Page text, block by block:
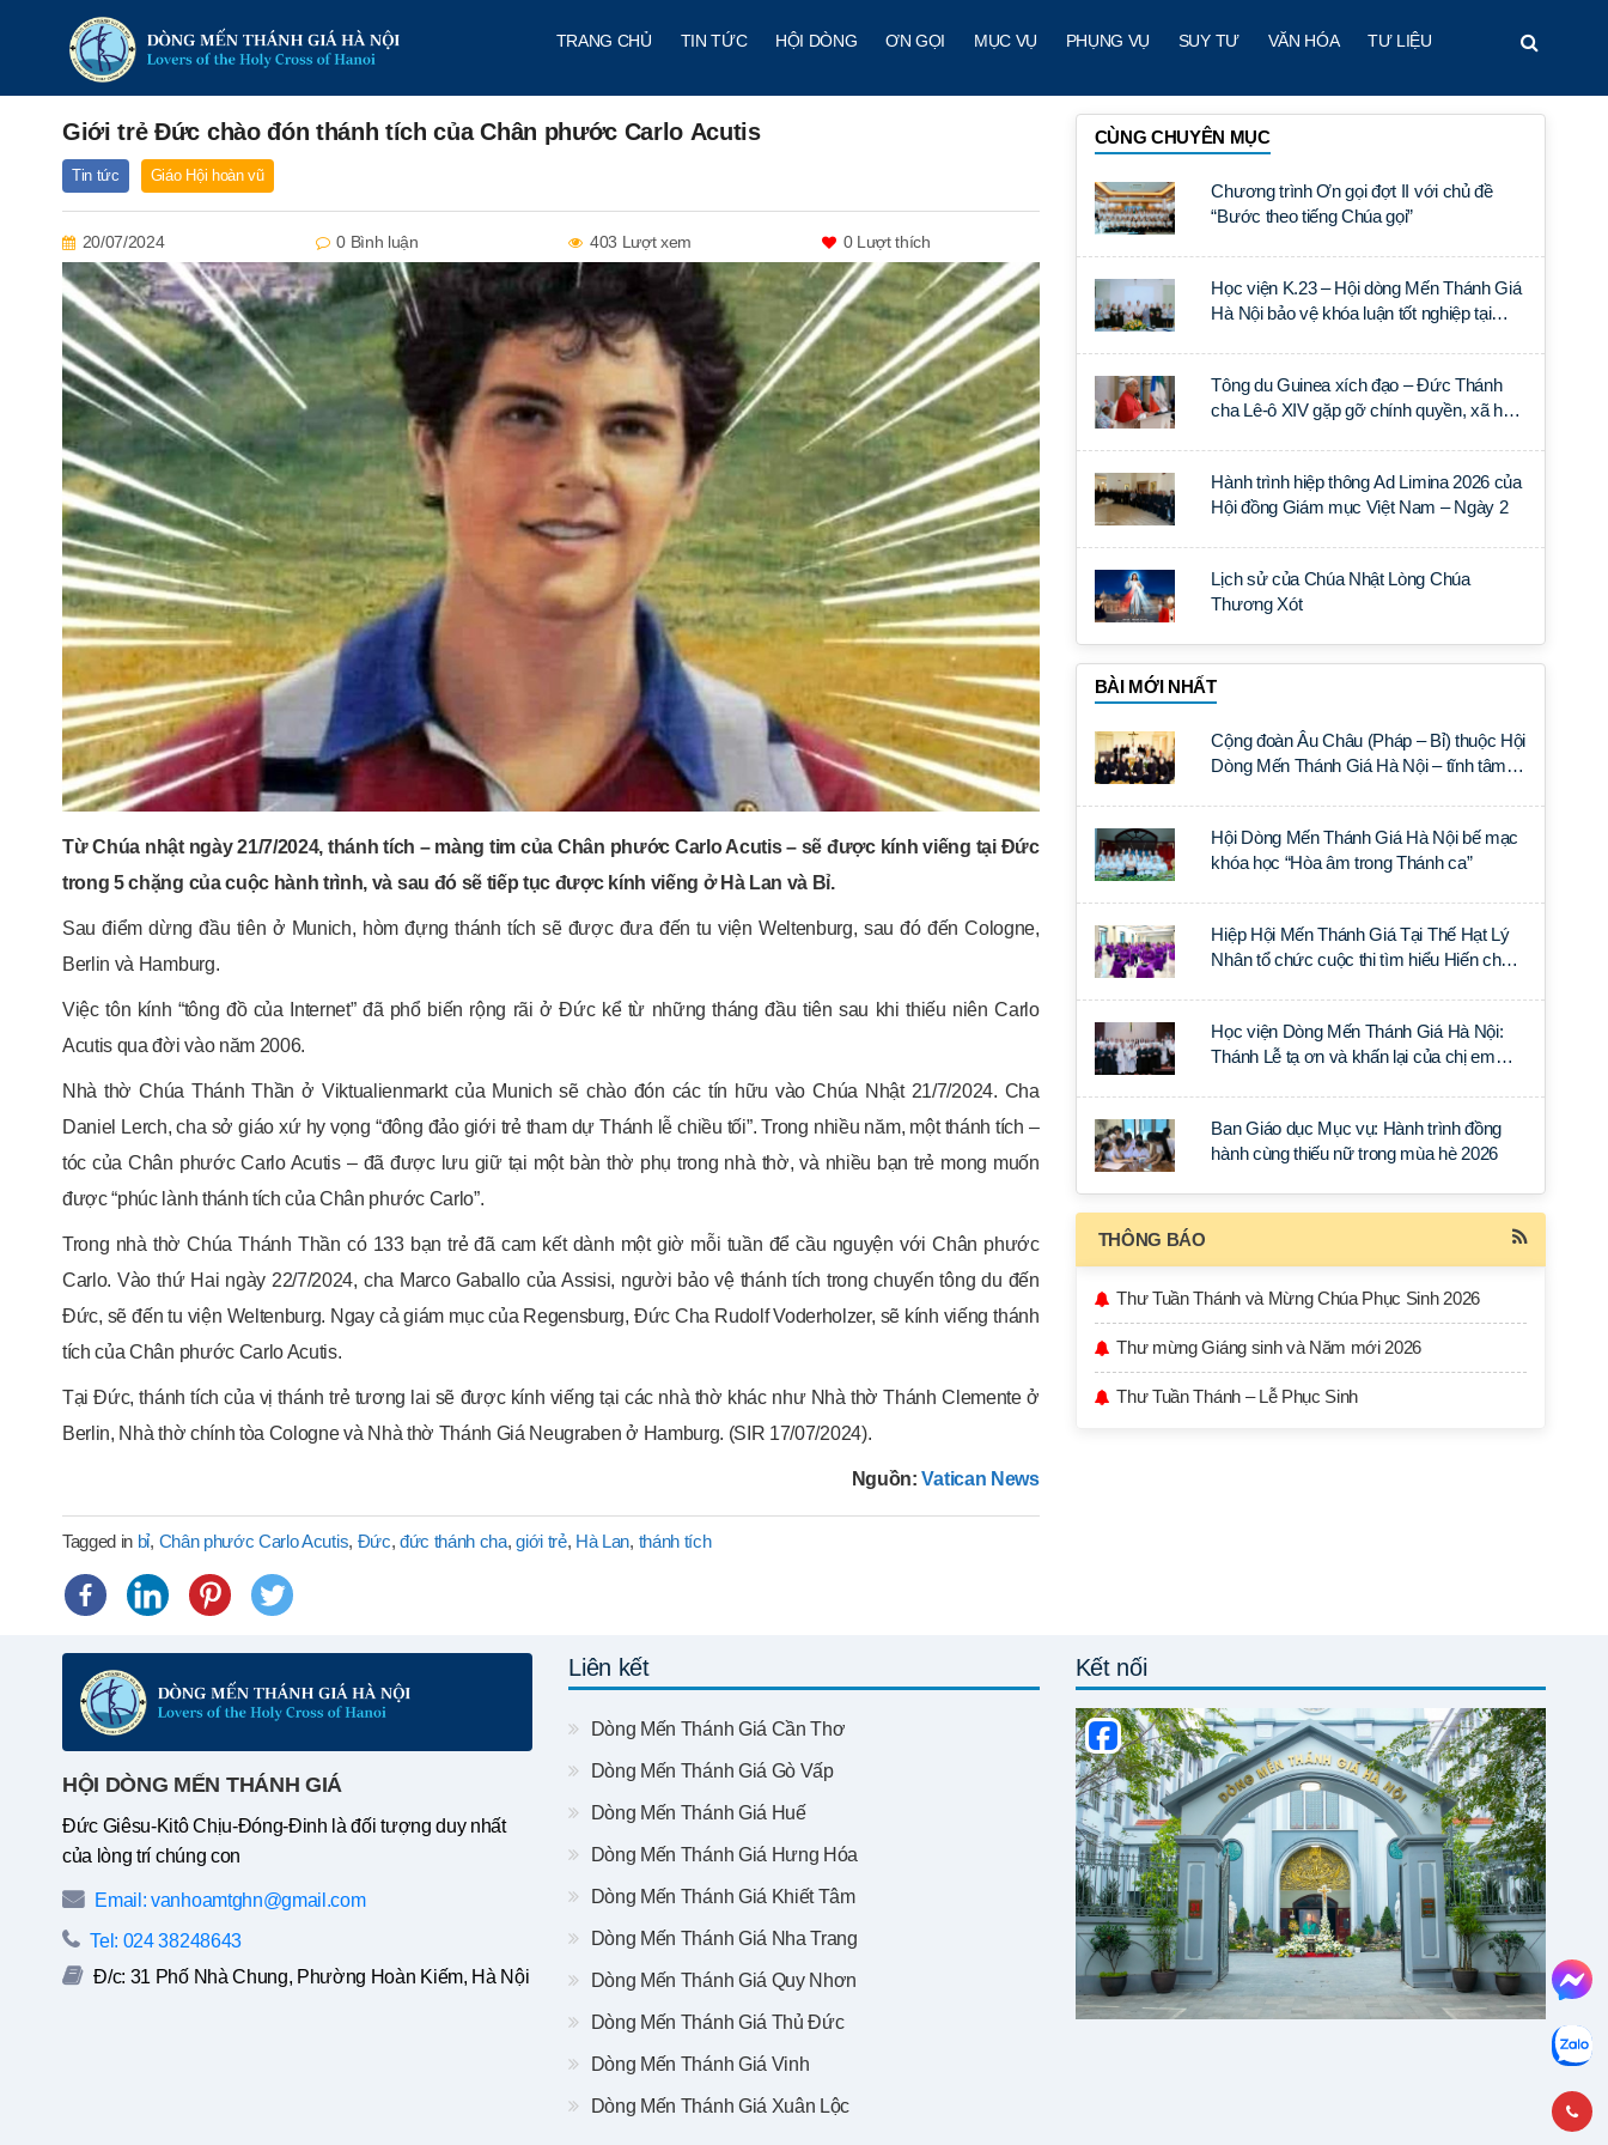
TRANG CHỦ TIN TỨC HỘI DÒNG ƠN GỌI MỤC VỤ PHỤNG VỤ SUY TƯ VĂN HÓA TƯ LIỆU
Giới trẻ Đức chào đón thánh tích của Chân phước Carlo Acutis
Tin tức Giáo Hội hoàn vũ
20/07/2024 0 Bình luận 403 Lượt xem 0Lượt thích
Từ Chúa nhật ngày 21/7/2024, thánh tích – màng tim của Chân phước Carlo Acutis – sẽ được kính viếng tại Đức
trong 5 chặng của cuộc hành trình, và sau đó sẽ tiếp tục được kính viếng ở Hà Lan và Bỉ.
Sau điểm dừng đầu tiên ở Munich, hòm đựng thánh tích sẽ được đưa đến tu viện Weltenburg, sau đó đến Cologne,
Berlin và Hamburg.
Việc tôn kính “tông đồ của Internet” đã phổ biến rộng rãi ở Đức kể từ những tháng đầu tiên sau khi thiếu niên Carlo
Acutis qua đời vào năm 2006.
Nhà thờ Chúa Thánh Thần ở Viktualienmarkt của Munich sẽ chào đón các tín hữu vào Chúa Nhật 21/7/2024. Cha
Daniel Lerch, cha sở giáo xứ hy vọng “đông đảo giới trẻ tham dự Thánh lễ chiều tối”. Trong nhiều năm, một thánh tích –
tóc của Chân phước Carlo Acutis – đã được lưu giữ tại một bàn thờ phụ trong nhà thờ, và nhiều bạn trẻ mong muốn
được “phúc lành thánh tích của Chân phước Carlo”.
Trong nhà thờ Chúa Thánh Thần có 133 bạn trẻ đã cam kết dành một giờ mỗi tuần để cầu nguyện với Chân phước
Carlo. Vào thứ Hai ngày 22/7/2024, cha Marco Gaballo của Assisi, người bảo vệ thánh tích trong chuyến tông du đến
Đức, sẽ đến tu viện Weltenburg. Ngay cả giám mục của Regensburg, Đức Cha Rudolf Voderholzer, sẽ kính viếng thánh
tích của Chân phước Carlo Acutis.
Tại Đức, thánh tích của vị thánh trẻ tương lai sẽ được kính viếng tại các nhà thờ khác như Nhà thờ Thánh Clemente ở
Berlin, Nhà thờ chính tòa Cologne và Nhà thờ Thánh Giá Neugraben ở Hamburg. (SIR 17/07/2024).
Nguồn:Vatican News
Tagged in bỉ, Chân phước Carlo Acutis, Đức, đức thánh cha,giới trẻ, Hà Lan, thánh tích
CÙNG CHUYÊN MỤC
Chương trình Ơn gọi đợt II với chủ đề
“Bước theo tiếng Chúa gọi”
Học viện K.23 – Hội dòng Mến Thánh Giá
Hà Nội bảo vệ khóa luận tốt nghiệp tại
Tông du Guinea xích đạo – Đức Thánh
cha Lê-ô XIV gặp gỡ chính quyền, xã hội
Hành trình hiệp thông Ad Limina 2026 của
Hội đồng Giám mục Việt Nam – Ngày 2
Lịch sử của Chúa Nhật Lòng Chúa
Thương Xót
BÀI MỚI NHẤT
Cộng đoàn Âu Châu (Pháp – Bỉ) thuộc Hội
Dòng Mến Thánh Giá Hà Nội – tĩnh tâm
Hội Dòng Mến Thánh Giá Hà Nội bế mạc
khóa học “Hòa âm trong Thánh ca”
Hiệp Hội Mến Thánh Giá Tại Thế Hạt Lý
Nhân tổ chức cuộc thi tìm hiểu Hiến chế
Học viện Dòng Mến Thánh Giá Hà Nội:
Thánh Lễ tạ ơn và khấn lại của chị em
Ban Giáo dục Mục vụ: Hành trình đồng
hành cùng thiếu nữ trong mùa hè 2026
THÔNG BÁO
Thư Tuần Thánh và Mừng Chúa Phục Sinh 2026
Thư mừng Giáng sinh và Năm mới 2026
Thư Tuần Thánh – Lễ Phục Sinh
HỘI DÒNG MẾN THÁNH GIÁ
Đức Giêsu-Kitô Chịu-Đóng-Đinh là đối tượng duy nhất
của lòng trí chúng con
Email: vanhoamtghn@gmail.com
Tel: 024 38248643
Đ/c: 31 Phố Nhà Chung, Phường Hoàn Kiếm, Hà Nội
Liên kết
Dòng Mến Thánh Giá Cần Thơ
Dòng Mến Thánh Giá Gò Vấp
Dòng Mến Thánh Giá Huế
Dòng Mến Thánh Giá Hưng Hóa
Dòng Mến Thánh Giá Khiết Tâm
Dòng Mến Thánh Giá Nha Trang
Dòng Mến Thánh Giá Quy Nhơn
Dòng Mến Thánh Giá Thủ Đức
Dòng Mến Thánh Giá Vinh
Dòng Mến Thánh Giá Xuân Lộc
Kết nối